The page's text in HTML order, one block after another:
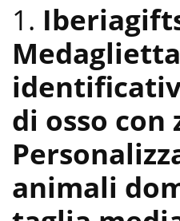
1.
Medaglietta
di osso con
animali